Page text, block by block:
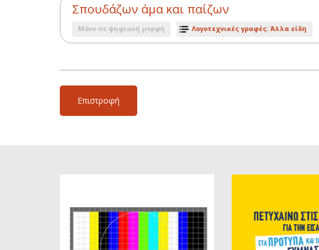
Σπουδάζων άμα και παίζων
Μόνο σε ψηφιακή μορφή Λογοτεχνικές γραφές: Άλλα είδη
Επιστροφή